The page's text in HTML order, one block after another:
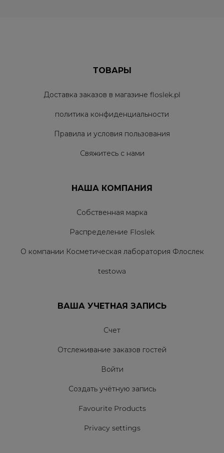
ТОВАРЫ
Доставка заказов в магазине floslek.pl
политика конфиденциальности
Правила и условия пользования
Свяжитесь с нами
НАША КОМПАНИЯ
Собственная марка
Распределение Floslek
О компании Косметическая лаборатория Флослек
testowa
ВАША УЧЕТНАЯ ЗАПИСЬ
Счет
Отслеживание заказов гостей
Войти
Создать учётную запись
Favourite Products
Privacy settings